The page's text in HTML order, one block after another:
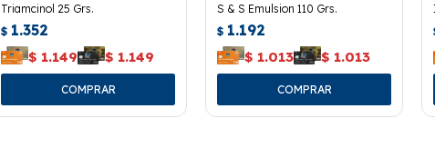
Triamcinol 25 Grs.
$ 1.352
$ 1.149 $ 1.149
S & S Emulsion 110 Grs.
$ 1.192
$ 1.013 $ 1.013